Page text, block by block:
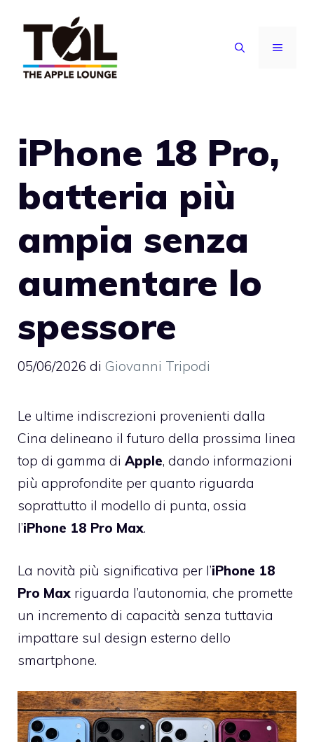
contenuto
MENU
iPhone 18 Pro,
batteria più
ampia senza
aumentare lo
spessore
05/06/2026 di Giovanni Tripodi
Le ultime indiscrezioni provenienti dalla
Cina delineano il futuro della prossima linea
top di gamma di Apple, dando informazioni
più approfondite per quanto riguarda
soprattutto il modello di punta, ossia
l’iPhone 18 Pro Max.
La novità più significativa per l’iPhone 18
Pro Max riguarda l’autonomia, che promette
un incremento di capacità senza tuttavia
impattare sul design esterno dello
smartphone.